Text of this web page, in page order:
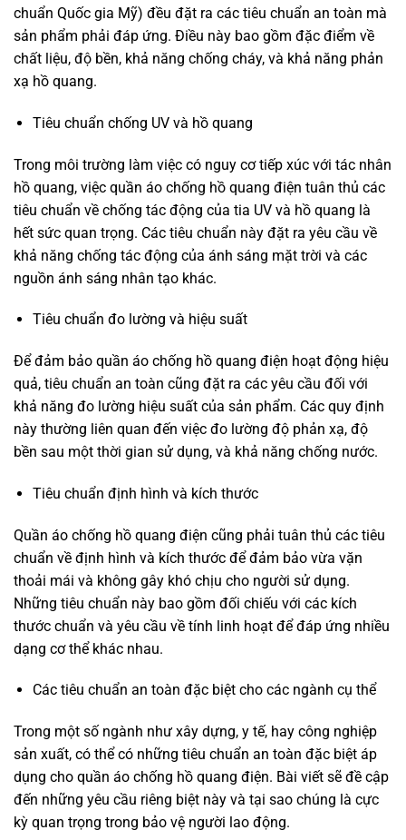
chuẩn Quốc gia Mỹ) đều đặt ra các tiêu chuẩn an toàn mà
sản phẩm phải đáp ứng. Điều này bao gồm đặc điểm về
chất liệu, độ bền, khả năng chống cháy, và khả năng phản
xạ hồ quang.
Tiêu chuẩn chống UV và hồ quang
Trong môi trường làm việc có nguy cơ tiếp xúc với tác nhân
hồ quang, việc quần áo chống hồ quang điện tuân thủ các
tiêu chuẩn về chống tác động của tia UV và hồ quang là
hết sức quan trọng. Các tiêu chuẩn này đặt ra yêu cầu về
khả năng chống tác động của ánh sáng mặt trời và các
nguồn ánh sáng nhân tạo khác.
Tiêu chuẩn đo lường và hiệu suất
Để đảm bảo quần áo chống hồ quang điện hoạt động hiệu
quả, tiêu chuẩn an toàn cũng đặt ra các yêu cầu đối với
khả năng đo lường hiệu suất của sản phẩm. Các quy định
này thường liên quan đến việc đo lường độ phản xạ, độ
bền sau một thời gian sử dụng, và khả năng chống nước.
Tiêu chuẩn định hình và kích thước
Quần áo chống hồ quang điện cũng phải tuân thủ các tiêu
chuẩn về định hình và kích thước để đảm bảo vừa vặn
thoải mái và không gây khó chịu cho người sử dụng.
Những tiêu chuẩn này bao gồm đối chiếu với các kích
thước chuẩn và yêu cầu về tính linh hoạt để đáp ứng nhiều
dạng cơ thể khác nhau.
Các tiêu chuẩn an toàn đặc biệt cho các ngành cụ thể
Trong một số ngành như xây dựng, y tế, hay công nghiệp
sản xuất, có thể có những tiêu chuẩn an toàn đặc biệt áp
dụng cho quần áo chống hồ quang điện. Bài viết sẽ đề cập
đến những yêu cầu riêng biệt này và tại sao chúng là cực
kỳ quan trọng trong bảo vệ người lao động.